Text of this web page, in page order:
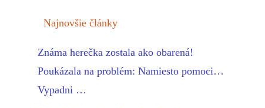
Najnovšie články
Známa herečka zostala ako obarená!
Poukázala na problém: Namiesto pomoci…
Vypadni …